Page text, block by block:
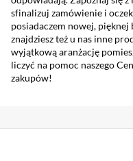
sfinalizuj zamówienie i
posiadaczem nowej,
znajdziesz też u nas inne
wyjątkową aranżację
liczyć na pomoc naszego
zakupów!